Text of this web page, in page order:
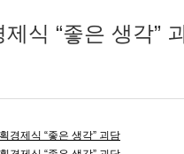
식 “좋은 생각”